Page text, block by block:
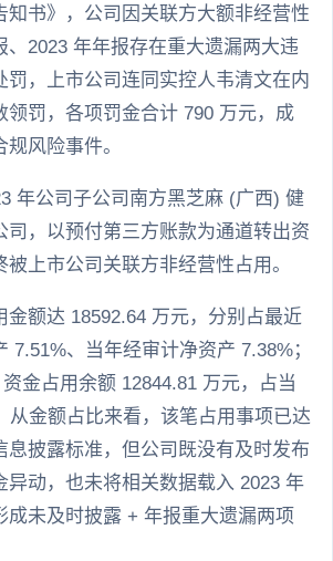
知书》，公司因关联方大额非经营性
、2023 年年报存在重大遗漏两大违
罚，上市公司连同实控人韦清文在内
领罚，各项罚金合计 790 万元，成
风险事件。
年公司子公司南方黑芝麻 (广西) 健
司，以预付第三方账款为通道转出资
上市公司关联方非经营性占用。
金额达 18592.64 万元，分别占最近
7.51%、当年经审计净资产 7.38%；
金占用余额 12844.81 万元，占当
从金额占比来看，该笔占用事项已达
息披露标准，但公司既没有及时发布
异动，也未将相关数据载入 2023 年
成未及时披露 + 年报重大遗漏两项